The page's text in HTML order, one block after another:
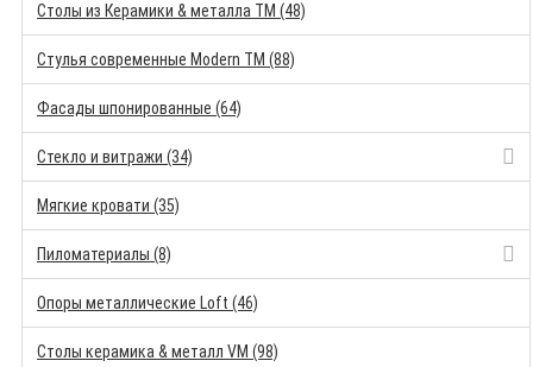
Столы из Керамики & металла TM (48)
Стулья современные Modern TM (88)
Фасады шпонированные (64)
Стекло и витражи (34)
Мягкие кровати (35)
Пиломатериалы (8)
Опоры металлические Loft (46)
Столы керамика & металл VM (98)